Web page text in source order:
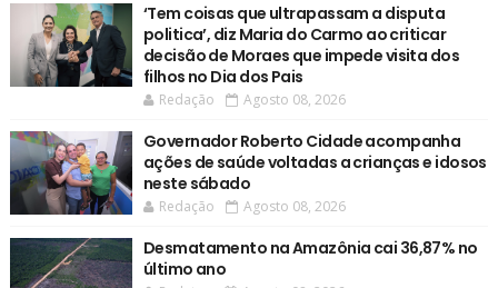
‘Tem coisas que ultrapassam a disputa
politica’, diz Maria do Carmo ao criticar
decisão de Moraes que impede visita dos
filhos no Dia dos Pais
Redação Agosto 08, 2026
Governador Roberto Cidade acompanha
ações de saúde voltadas a crianças e idosos
neste sábado
Redação Agosto 08, 2026
Desmatamento na Amazônia cai 36,87% no
último ano